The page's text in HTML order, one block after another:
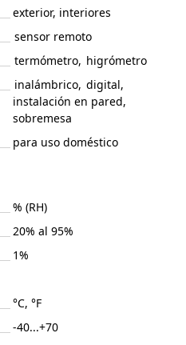
exterior, interiores
sensor remoto
termómetro, higrómetro
inalámbrico, digital,
instalación en pared,
sobremesa
para uso doméstico
% (RH)
20% al 95%
1%
°C, °F
-40...+70